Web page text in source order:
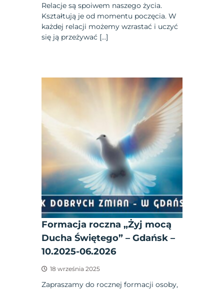
Relacje są spoiwem naszego życia.
Kształtują je od momentu poczęcia. W
każdej relacji możemy wzrastać i uczyć
się ją przeżywać […]
Formacja roczna „Żyj mocą
Ducha Świętego” – Gdańsk –
10.2025-06.2026
18 września 2025
Zapraszamy do rocznej formacji osoby,